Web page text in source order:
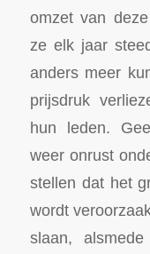
omzet van
ze elk jaar
anders meer
prijsdruk
hun leden.
weer onrust
stellen dat het
wordt
slaan,